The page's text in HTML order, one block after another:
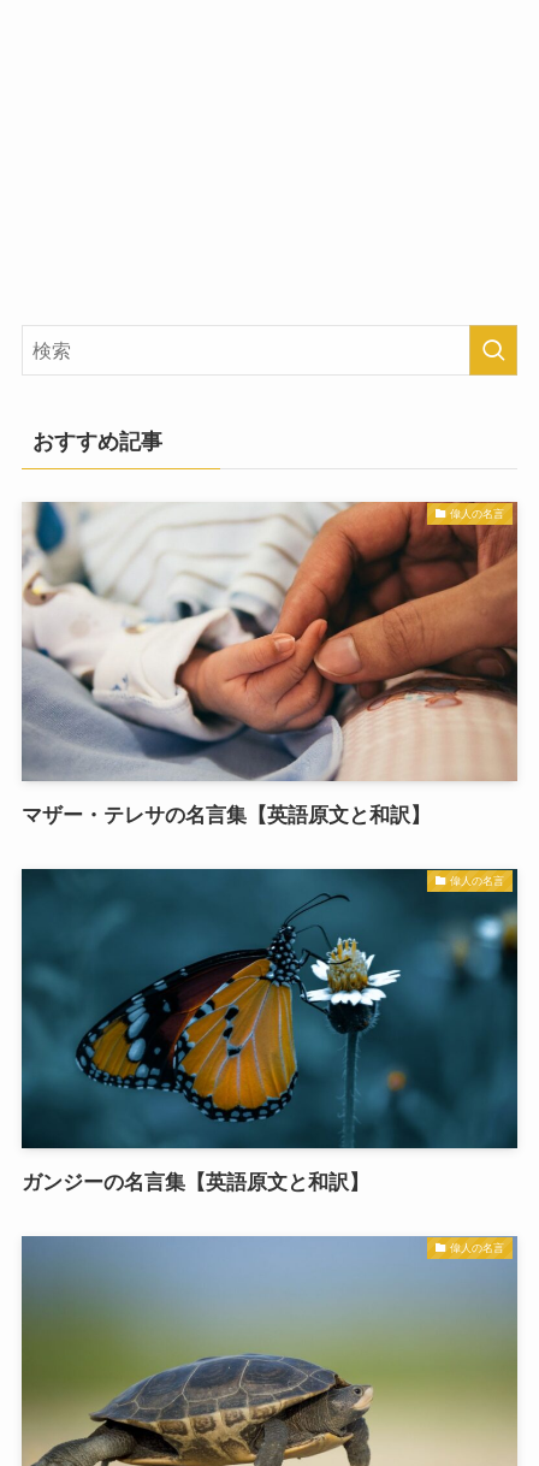
おすすめ記事
偉人の名言
マザー・テレサの名言集【英語原文と和訳】
偉人の名言
ガンジーの名言集【英語原文と和訳】
偉人の名言